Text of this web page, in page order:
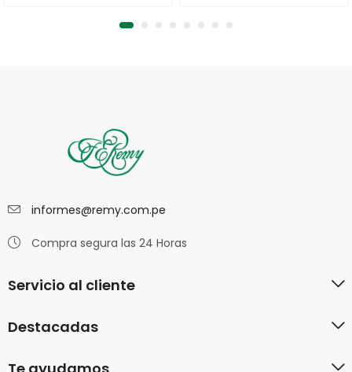
informes@remy.com.pe
Compra segura las 24 Horas
Servicio al cliente
Destacadas